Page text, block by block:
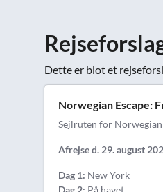
Dette er blot et
Norwegian Escape:
Sejlruten for Norwegian
Afrejse d. 29. august
Dag 1: New York
Dag 2: På havet